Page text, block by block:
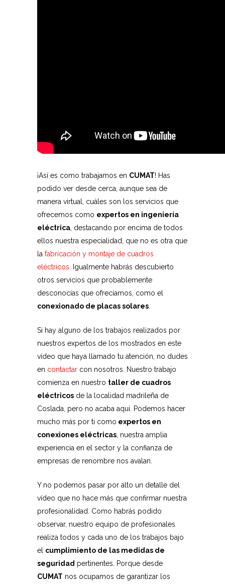
¡Así es como trabajamos en CUMAT! Has
podido ver desde cerca, aunque sea de
manera virtual, cuáles son los servicios que
ofrecemos como expertos en ingeniería
eléctrica , destacando por encima de todos
ellos nuestra especialidad, que no es otra que
la fabricación y montaje de cuadros
eléctricos . Igualmente habrás descubierto
otros servicios que probablemente
desconocías que ofrecíamos, como el
conexionado de placas solares
Si hay alguno de los trabajos realizados por
nuestros expertos de los mostrados en este
vídeo que haya llamado tu atención, no dudes
en contactar con nosotros. Nuestro trabajo
comienza en nuestro taller de cuadros
eléctricos de la localidad madrileña de
Coslada, pero no acaba aquí. Podemos hacer
mucho más por ti como expertos en
conexiones eléctricas , nuestra amplia
experiencia en el sector y la confianza de
empresas de renombre nos avalan.
Y no podemos pasar por alto un detalle del
vídeo que no hace más que confirmar nuestra
profesionalidad. Como habrás podido
observar, nuestro equipo de profesionales
realiza todos y cada uno de los trabajos bajo
el cumplimiento de las medidas de
seguridad pertinentes. Porque desde
CUMAT nos ocupamos de garantizar los